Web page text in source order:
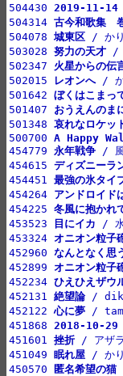
504430 2019-11-
504314 古今和歌集　
504078 城東区 / かり
503028 努力の天才 /
502347 火星からの伝
502015
レオンへ / か
501642 ぼくはこまっ
501407 おうえんのま
501348 哀れなロケッ
500700 A Happy
454779 永年戦争 /
454615 ディズニーラ
454451 最強の氷タイ
454264 アンドロイド
454225 冬風に抱かれ
453523
目にイカ / 水
453324 オニオン粒子
452960 なんとなく思
452899 オニオン粒子
452234 ひえひえザウ
452131 絶望論 /
452122 心に夢 /
451868 2018-10-
451601 挫折 / アザラ
451049 眠れ屋 / かり
450570
匿名希望の猫 /